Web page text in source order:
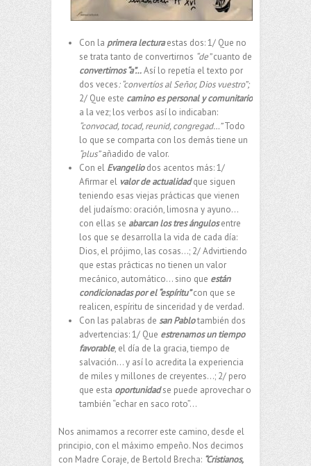
Con la primera lecturaestas dos: 1/ Que no
se trata tanto de convertirnos “de”cuanto de
convertirnos “a”…Así lo repetía el texto por
dos veces: “convertíos al Señor, Dios vuestro”;
2/ Que este camino es personal y comunitario
a la vez; los verbos así lo indicaban:
“convocad, tocad, reunid, congregad…”Todo
lo que se comparta con los demás tiene un
“plus”añadido de valor.
Con el Evangelio dos acentos más: 1/
Afirmar el valor de actualidadque siguen
teniendo esas viejas prácticas que vienen
del judaísmo: oración, limosna y ayuno…
con ellas se abarcan los tres ángulosentre
los que se desarrolla la vida de cada día:
Dios, el prójimo, las cosas…; 2/ Advirtiendo
que estas prácticas no tienen un valor
mecánico, automático… sino que están
condicionadas por el “espíritu”con que se
realicen, espíritu de sinceridad y de verdad.
Con las palabras de san Pablotambién dos
advertencias: 1/ Que estrenamos un tiempo
favorable, el día de la gracia, tiempo de
salvación… y así lo acredita la experiencia
de miles y millones de creyentes…; 2/ pero
que esta oportunidadse puede aprovechar o
también “echar en saco roto”…
Nos animamos a recorrer este camino, desde el
principio, con el máximo empeño. Nos decimos
con Madre Coraje, de Bertold Brecha: “Cristianos,